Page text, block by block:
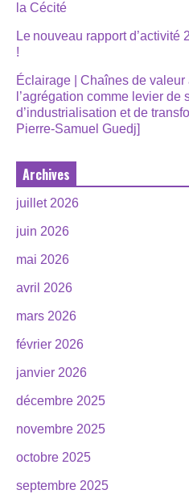
la Cécité
Le nouveau rapport d’activité
!
Éclairage | Chaînes de valeur
l’agrégation comme levier de
d’industrialisation et de
Pierre-Samuel Guedj]
Archives
juillet 2026
juin 2026
mai 2026
avril 2026
mars 2026
février 2026
janvier 2026
décembre 2025
novembre 2025
octobre 2025
septembre 2025